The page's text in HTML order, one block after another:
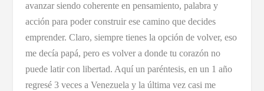
avanzar siendo coherente en pensamiento, palabra y
acción para poder construir ese camino que decides
emprender. Claro, siempre tienes la opción de volver, eso
me decía papá, pero es volver a donde tu corazón no
puede latir con libertad. Aquí un paréntesis, en un 1 año
regresé 3 veces a Venezuela y la última vez casi me